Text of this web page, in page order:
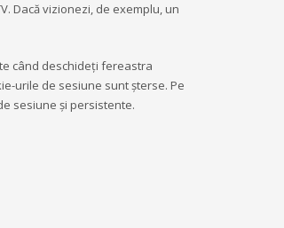
Dacă vizionezi, de exemplu, un
când deschideți fereastra
urile de sesiune sunt șterse. Pe
sesiune și persistente.